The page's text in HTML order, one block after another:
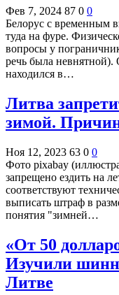
Фев 7, 2024 87 0 0
Белорус с временным
туда на фуре.
вопросы у
речь была невнятной).
находился в…
Литва
зимой.
Ноя 12, 2023 63 0 0
Фото pixabay
запрещено ездить на
соответствуют
выписать штраф в
понятия "зимней…
«От 50
Изучили
Литве